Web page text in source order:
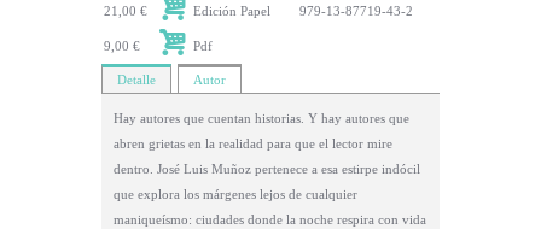
21,00 € Edición Papel 979-13-87719-43-2
9,00 € Pdf
Detalle Autor
Hay autores que cuentan historias. Y hay autores que
abren grietas en la realidad para que el lector mire
dentro. José Luis Muñoz pertenece a esa estirpe indócil
que explora los márgenes lejos de cualquier
maniqueísmo: ciudades donde la noche respira con vida